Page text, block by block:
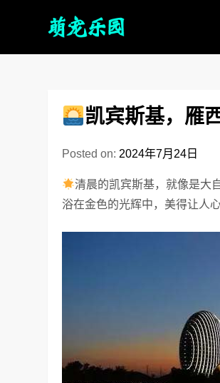
凯宾斯基，雁
Posted on: 2024年7月24日
清晨的凯宾斯基，就像是大
浴在金色的光辉中，美得让人心